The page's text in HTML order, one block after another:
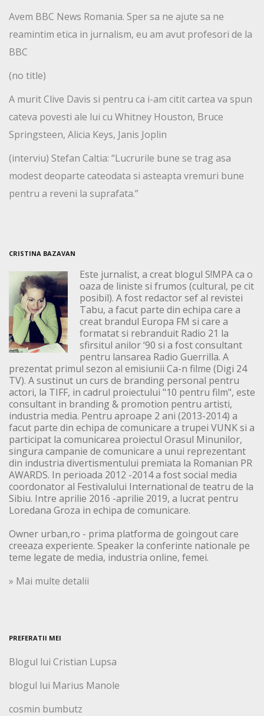
Avem BBC News Romania. Sper sa ne ajute sa ne
reamintim etica in jurnalism, eu am avut profesori de la
BBC
(no title)
A murit Clive Davis si pentru ca i-am citit cartea va spun
cateva povesti ale lui cu Whitney Houston, Bruce
Springsteen, Alicia Keys, Janis Joplin
(interviu) Stefan Caltia: “Lucrurile bune se trag asa
modest deoparte cateodata si asteapta vremuri bune
pentru a reveni la suprafata.”
CRISTINA BAZAVAN
Este jurnalist, a creat blogul S!MPA ca o
oaza de liniste si frumos (cultural, pe cit
posibil). A fost redactor sef al revistei
Tabu, a facut parte din echipa care a
creat brandul Europa FM si care a
formatat si rebranduit Radio 21 la
sfirsitul anilor ‘90 si a fost consultant
pentru lansarea Radio Guerrilla. A
prezentat primul sezon al emisiunii Ca-n filme (Digi 24
TV). A sustinut un curs de branding personal pentru
actori, la TIFF, in cadrul proiectului "10 pentru film", este
consultant in branding & promotion pentru artisti,
industria media. Pentru aproape 2 ani (2013-2014) a
facut parte din echipa de comunicare a trupei VUNK si a
participat la comunicarea proiectul Orasul Minunilor,
singura campanie de comunicare a unui reprezentant
din industria divertismentului premiata la Romanian PR
AWARDS. In perioada 2012 -2014 a fost social media
coordonator al Festivalului International de teatru de la
Sibiu. Intre aprilie 2016 -aprilie 2019, a lucrat pentru
Loredana Groza in echipa de comunicare.
Owner urban,ro - prima platforma de goingout care
creeaza experiente. Speaker la conferinte nationale pe
teme legate de media, industria online, femei.
» Mai multe detalii
PREFERATII MEI
Blogul lui Cristian Lupsa
blogul lui Marius Manole
cosmin bumbutz